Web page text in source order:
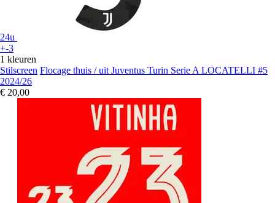
24u
+-3
1 kleuren
Stilscreen Flocage thuis / uit Juventus Turin Serie A LOCATELLI #5
2024/26
€ 20,00